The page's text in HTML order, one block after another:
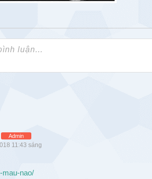
Admin
11:43 sáng
mau-nao/